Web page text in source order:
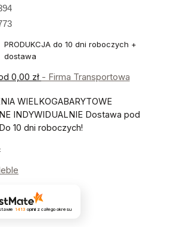
PRODUKCJA do 10 dni roboczych +
dostawa
0,00 zł - Firma Transportowa
WIELKOGABARYTOWE
INDYWIDUALNIE Dostawa pod
10 dni roboczych!
1413 opinii z całego okresu